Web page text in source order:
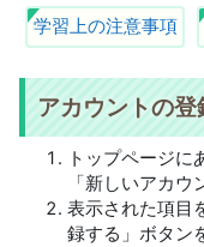
学習上の注意事項
アカウントの登
トップページに
「新しいアカウ
表示された項目
録する」ボタン